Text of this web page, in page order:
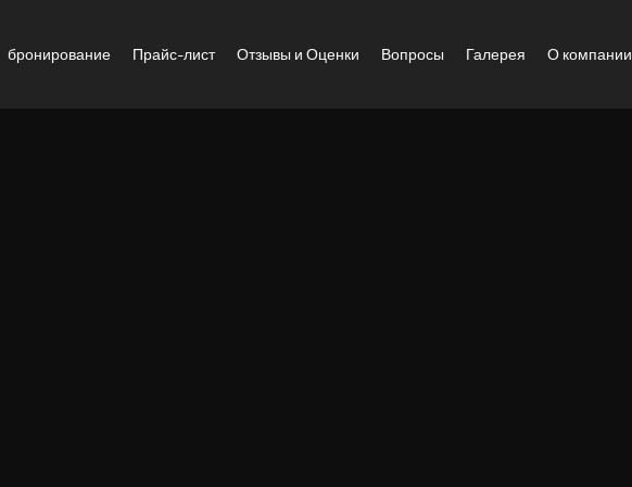
бронирование Прайс-лист Отзывы и Оценки Вопросы Галерея О компании